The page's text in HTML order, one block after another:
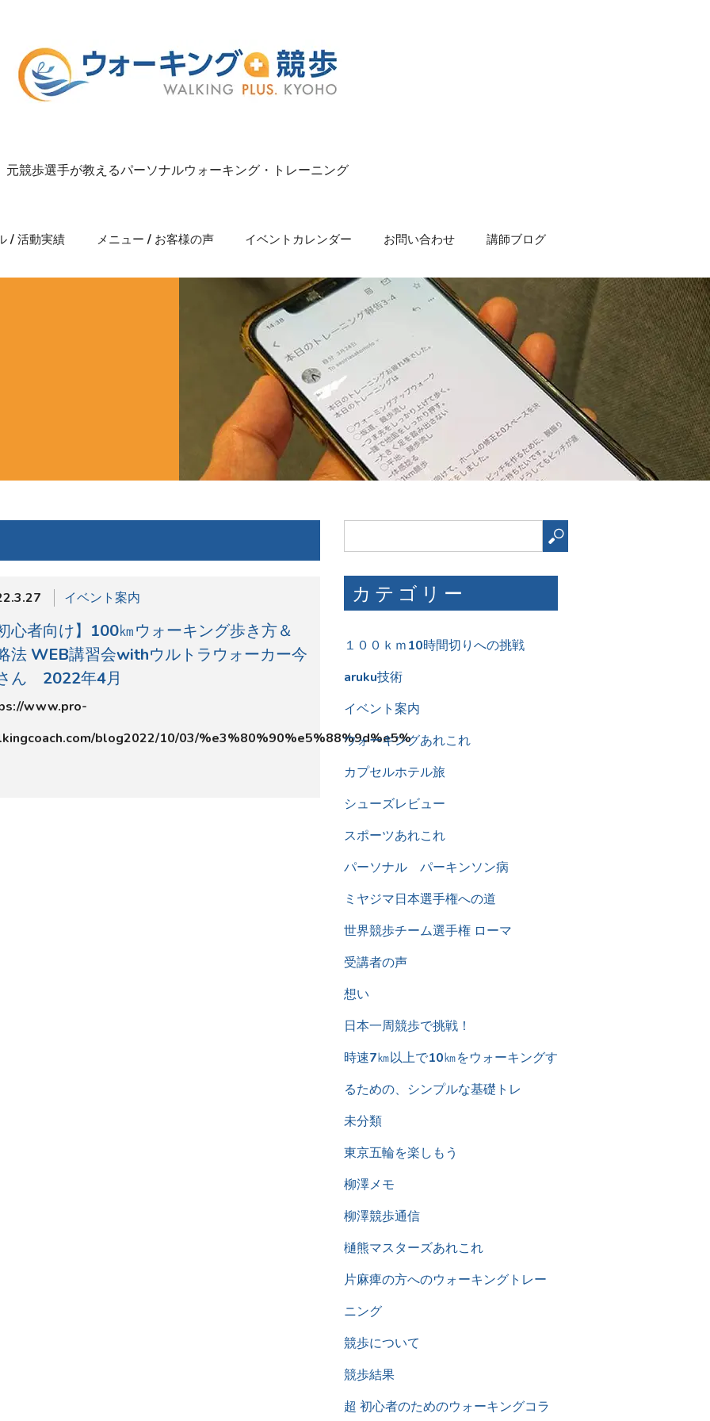
元競歩選手が教えるパーソナルウォーキング・トレーニング
/ 活動実績 メニュー / お客様の声 イベントカレンダー お問い合わせ 講師ブログ
イベント案内
心者向け】100㎞ウォーキング歩き方＆
法 WEB講習会withウルトラウォーカー今
ん 2022年4月
www.pro-
blog2022/10/03/%e3%80%90%e5%88%9d%e5%
カテゴリー
１００ｋｍ10時間切りへの挑戦
aruku技術
イベント案内
ウォーキングあれこれ
カプセルホテル旅
シューズレビュー
スポーツあれこれ
パーソナル パーキンソン病
ミヤジマ日本選手権への道
世界競歩チーム選手権 ローマ
受講者の声
想い
日本一周競歩で挑戦！
時速7㎞以上で10㎞をウォーキングす
るための、シンプルな基礎トレ
未分類
東京五輪を楽しもう
柳澤メモ
柳澤競歩通信
樋熊マスターズあれこれ
片麻痺の方へのウォーキングトレー
ニング
競歩について
競歩結果
超 初心者のためのウォーキングコラ